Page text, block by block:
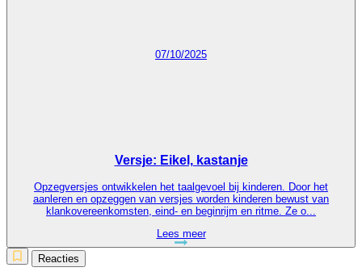
07/10/2025
Versje: Eikel, kastanje
Opzegversjes ontwikkelen het taalgevoel bij kinderen. Door het
aanleren en opzeggen van versjes worden kinderen bewust van
klankovereenkomsten, eind- en beginrijm en ritme. Ze o...
Lees meer
Reacties